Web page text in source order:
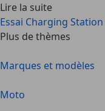
Lire la suite
Essai Charging
Plus de thèmes
Marques et modèles
Moto